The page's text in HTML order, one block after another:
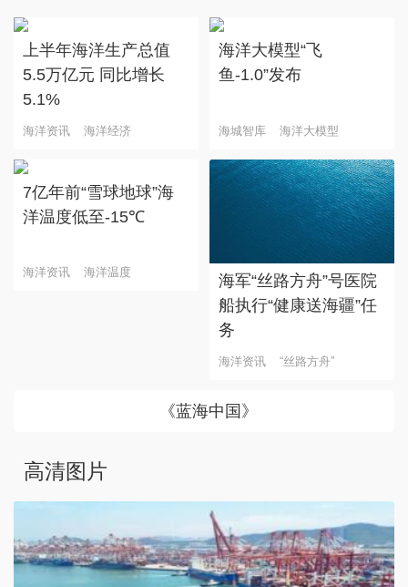
上半年海洋生产总值
5.5万亿元 同比增长
5.1%
海洋资讯 海洋经济
海洋大模型“飞
鱼-1.0”发布
海城智库 海洋大模型
7亿年前“雪球地球”海
洋温度低至-15℃
海洋资讯 海洋温度
海军“丝路方舟”号医院
船执行“健康送海疆”任
务
海洋资讯 “丝路方舟”
《蓝海中国》
高清图片